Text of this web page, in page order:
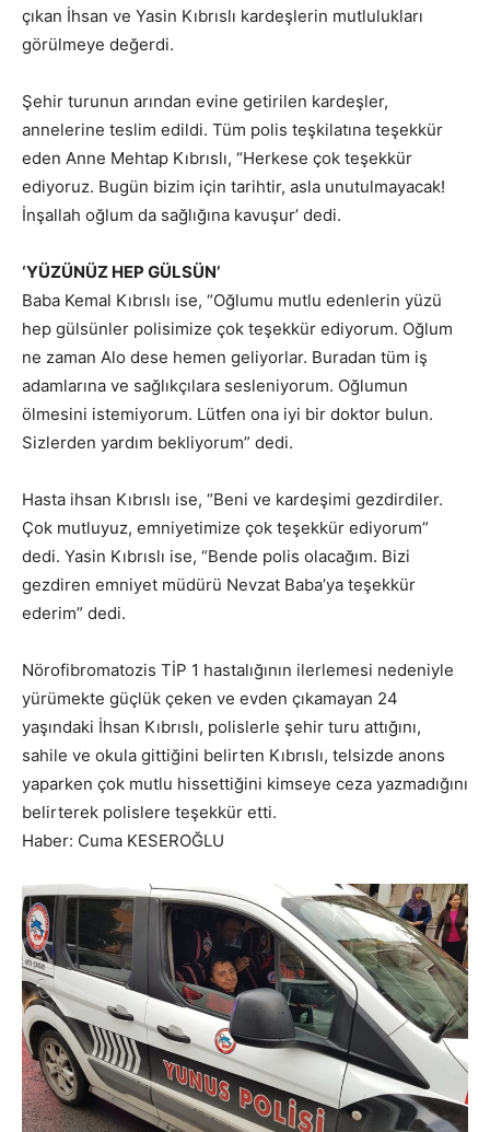
çıkan İhsan ve Yasin Kıbrıslı kardeşlerin mutlulukları
görülmeye değerdi.
Şehir turunun arından evine getirilen kardeşler,
annelerine teslim edildi. Tüm polis teşkilatına teşekkür
eden Anne Mehtap Kıbrıslı, “Herkese çok teşekkür
ediyoruz. Bugün bizim için tarihtir, asla unutulmayacak!
İnşallah oğlum da sağlığına kavuşur’ dedi.
‘YÜZÜNÜZ HEP GÜLSÜN’
Baba Kemal Kıbrıslı ise, “Oğlumu mutlu edenlerin yüzü
hep gülsünler polisimize çok teşekkür ediyorum. Oğlum
ne zaman Alo dese hemen geliyorlar. Buradan tüm iş
adamlarına ve sağlıkçılara sesleniyorum. Oğlumun
ölmesini istemiyorum. Lütfen ona iyi bir doktor bulun.
Sizlerden yardım bekliyorum” dedi.
Hasta ihsan Kıbrıslı ise, “Beni ve kardeşimi gezdirdiler.
Çok mutluyuz, emniyetimize çok teşekkür ediyorum”
dedi. Yasin Kıbrıslı ise, “Bende polis olacağım. Bizi
gezdiren emniyet müdürü Nevzat Baba’ya teşekkür
ederim” dedi.
Nörofibromatozis TİP 1 hastalığının ilerlemesi nedeniyle
yürümekte güçlük çeken ve evden çıkamayan 24
yaşındaki İhsan Kıbrıslı, polislerle şehir turu attığını,
sahile ve okula gittiğini belirten Kıbrıslı, telsizde anons
yaparken çok mutlu hissettiğini kimseye ceza yazmadığını
belirterek polislere teşekkür etti.
Haber: Cuma KESEROĞLU